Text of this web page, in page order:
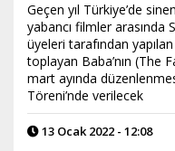
Geçen yıl Türkiye’de
yabancı filmler arasında
üyeleri tarafından
toplayan Baba’nın (The
mart ayında
Töreni’nde verilecek
13 Ocak 2022 - 12:08